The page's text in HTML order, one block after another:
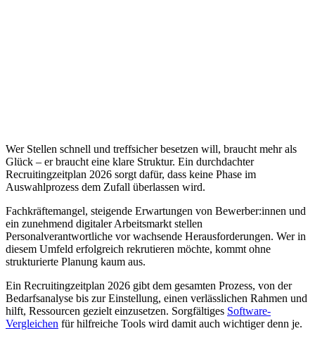
Wer Stellen schnell und treffsicher besetzen will, braucht mehr als
Glück – er braucht eine klare Struktur. Ein durchdachter
Recruitingzeitplan 2026 sorgt dafür, dass keine Phase im
Auswahlprozess dem Zufall überlassen wird.
Fachkräftemangel, steigende Erwartungen von Bewerber:innen und
ein zunehmend digitaler Arbeitsmarkt stellen
Personalverantwortliche vor wachsende Herausforderungen. Wer in
diesem Umfeld erfolgreich rekrutieren möchte, kommt ohne
strukturierte Planung kaum aus.
Ein Recruitingzeitplan 2026 gibt dem gesamten Prozess, von der
Bedarfsanalyse bis zur Einstellung, einen verlässlichen Rahmen und
hilft, Ressourcen gezielt einzusetzen. Sorgfältiges Software-
Vergleichen für hilfreiche Tools wird damit auch wichtiger denn je.